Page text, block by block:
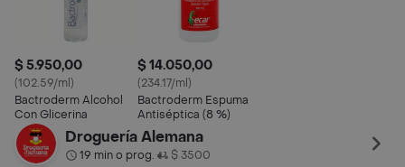
$ 5.950,00
(102.59/ml)
Bactroderm Alcohol
Con Glicerina
$ 14.050,00
(234.17/ml)
Bactroderm Espuma
Antiséptica (8 %)
Droguería Alemana
19 min o prog.• $ 3500